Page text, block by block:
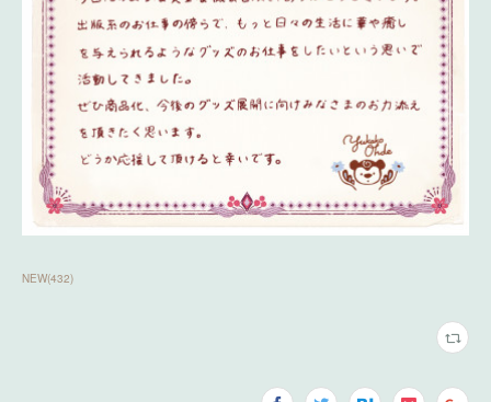
NEW(432)